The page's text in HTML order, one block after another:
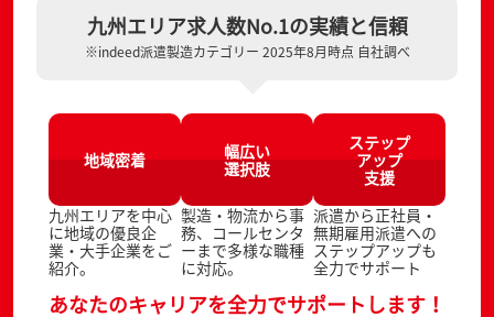
九州エリア求人数No.1の実績と信頼
※indeed派遣製造カテゴリー 2025年8月時点 自社調べ
地域密着
九州エリアを中心
に地域の優良企
業・大手企業をご
紹介。
幅広い
選択肢
製造・物流から事
務、コールセンタ
ーまで多様な職種
に対応。
ステップ
アップ
支援
派遣から正社員・
無期雇用派遣への
ステップアップも
全力でサポート
あなたのキャリアを全力でサポートします！